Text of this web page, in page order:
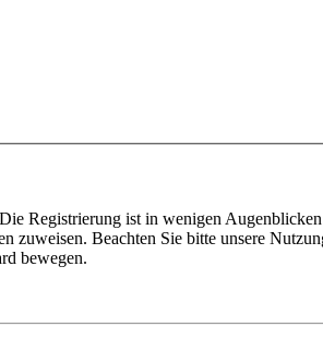
Registrierung ist in wenigen
zuweisen. Beachten Sie bitte unsere
bewegen.